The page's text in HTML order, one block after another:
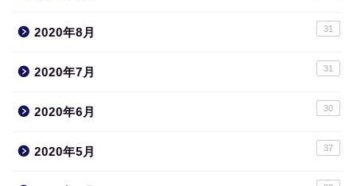
2020年8月 31
2020年7月 31
2020年6月 30
2020年5月 37